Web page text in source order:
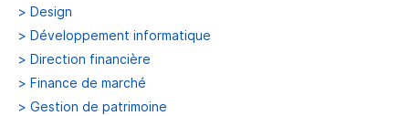
> Design
> Développement informatique
> Direction financière
> Finance de marché
> Gestion de patrimoine